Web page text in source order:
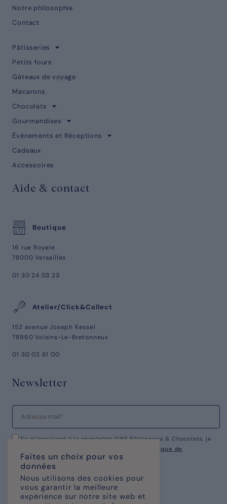
Notre philosophie
Contact
Pâtisseries
Petits fours
Gâteaux de voyage
Macarons
Chocolats
Gourmandises
Évènements et Réceptions
Cadeaux
Accessoires
Aide & contact
Boutique
16 rue Royale
78000 Versailles
01 30 24 03 23
Atelier/Click&Collect
152 avenue Joseph Kessel
78960 Voisins-Le-Bretonneux
01 30 02 61 00
Newsletter
En m’inscrivant à la newsletter FINE Pâtisseries & Chocolats, je
politique de
confidentialité.
Faites un choix pour vos
données
Nous utilisons des cookies pour
vous garantir la meilleure
expérience sur notre site web et